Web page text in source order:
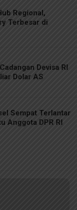
Regional,
Terbesar di
Devisa RI
Dolar AS
Sempat Terlantar
Anggota DPR RI